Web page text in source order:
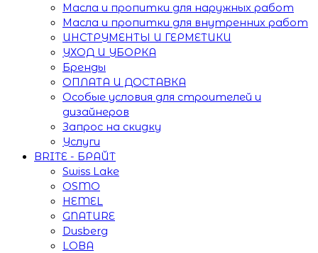
Масла и пропитки для наружных работ
Масла и пропитки для внутренних работ
ИНСТРУМЕНТЫ И ГЕРМЕТИКИ
УХОД И УБОРКА
Бренды
ОПЛАТА И ДОСТАВКА
Особые условия для строителей и
дизайнеров
Запрос на скидку
Услуги
BRITE - БРАЙТ
Swiss Lake
OSMO
HEMEL
GNATURE
Dusberg
LOBA